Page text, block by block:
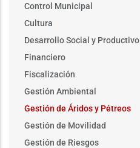
Control Municipal
Cultura
Desarrollo Social y Productivo
Financiero
Fiscalización
Gestión Ambiental
Gestión de Áridos y Pétreos
Gestión de Movilidad
Gestión de Riesgos